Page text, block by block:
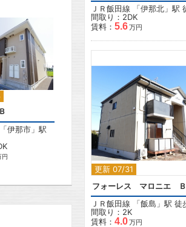
2
「伊那市 」駅
円
ＪＲ飯田線 「伊那北 」駅
間取り：2DK
賃料： 5.6万円
更新 07/31
2
フォーレス マロニエ Ｂ
ＪＲ飯田線 「飯島 」駅 徒
間取り：2K
賃料： 4.0万円